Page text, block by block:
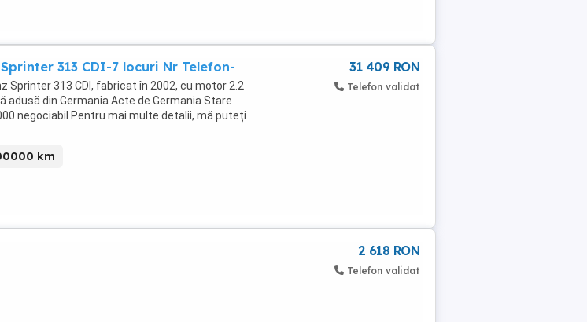
313 CDI-7 locuri Nr Telefon-
Sprinter 313 CDI, fabricat în 2002, cu motor 2.2
adusă din Germania Acte de Germania Stare
negociabil Pentru mai multe detalii, mă puteți
km
31 409 RON
Telefon validat
2 618 RON
Telefon validat